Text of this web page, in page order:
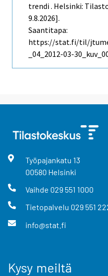
trendi . Helsinki:
9.8.2026].
Saantitapa:
https://stat.fi/til/
_04_2012-03-
Työpajankatu 13
00580 Helsinki
Vaihde 029 551 1000
Tietopalvelu 029 551
info@stat.fi
Kysy meiltä